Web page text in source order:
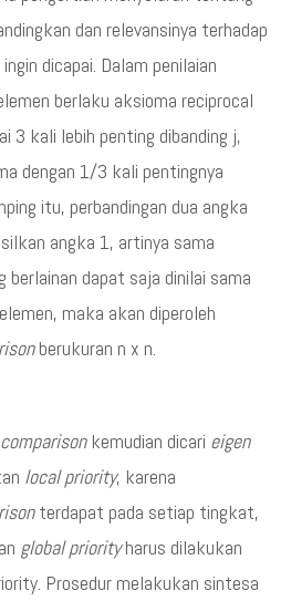
dan relevansinya terhadap
dicapai. Dalam penilaian
berlaku aksioma reciprocal
3 kali lebih penting dibanding j,
dengan 1/3 kali pentingnya
itu, perbandingan dua angka
angka 1, artinya sama
berlainan dapat saja dinilai sama
maka akan diperoleh
berukuran n x n.
kemudian dicari eigen
local priority, karena
terdapat pada setiap tingkat,
global priorityharus dilakukan
Prosedur melakukan sintesa